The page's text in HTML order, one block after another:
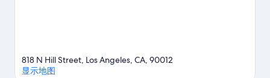
818 N Hill Street, Los Angeles, CA, 90012
显示地图